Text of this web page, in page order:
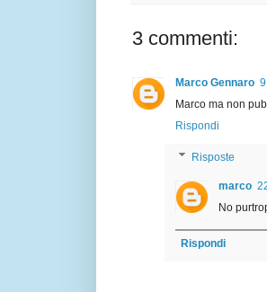
3 commenti:
Marco Gennaro
Marco ma non
Rispondi
Risposte
marco
No
Rispondi